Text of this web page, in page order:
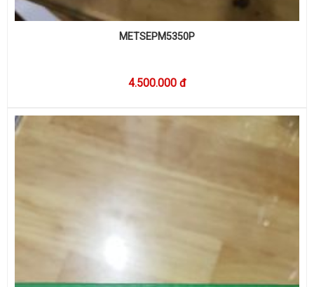
METSEPM5350P
4.500.000 đ